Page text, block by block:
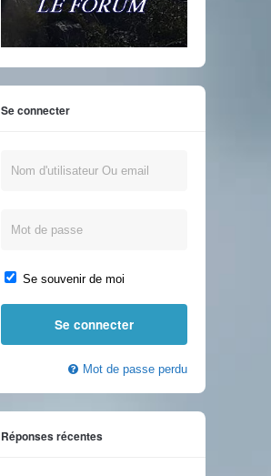
Se connecter
Se souvenir de moi
Mot de passe perdu
Réponses récentes